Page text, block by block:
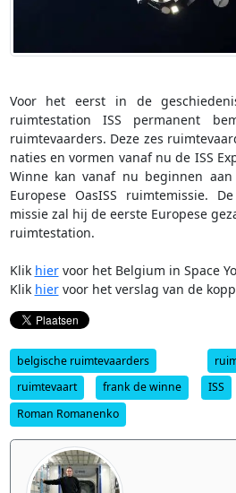
Voor het eerst in de
ruimtestation ISS permanent
ruimtevaarders. Deze zes
naties en vormen vanaf nu de ISS
Winne kan vanaf nu beginnen
Europese OasISS ruimtemissie.
missie zal hij de eerste Europese
ruimtestation.
Klik hiervoor het Belgium in Space
Klik hiervoor het verslag van de
belgische ruimtevaarders
ruimtevaart
frank de winne ISS
Roman Romanenko